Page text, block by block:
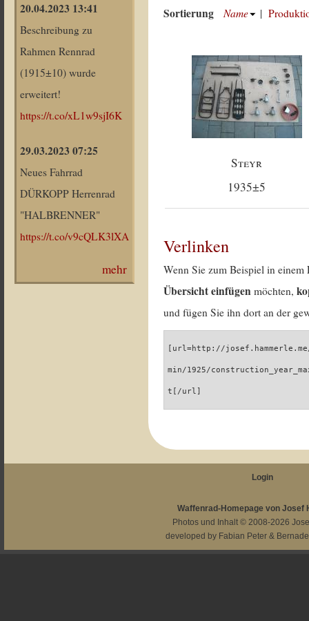
20.04.2023 13:41
Beschreibung zu
Rahmen Rennrad
(1915±10) wurde
erweitert!
https://t.co/xL1w9sjI6K
29.03.2023 07:25
Neues Fahrrad
DÜRKOPP Herrenrad
"HALBRENNER"
https://t.co/v9cQLK3lXA
mehr
Sortierung Name |
Steyr
1935±5
Verlinken
Wenn Sie zum Beispiel in
Übersicht einfügen möchten,
und fügen Sie ihn dort an der
[url=http://
min/1925/
t[/url]
Login
Waffenrad-Homepage von Josef
Photos und Inhalt © 2008-2026
developed by Fabian Peter &